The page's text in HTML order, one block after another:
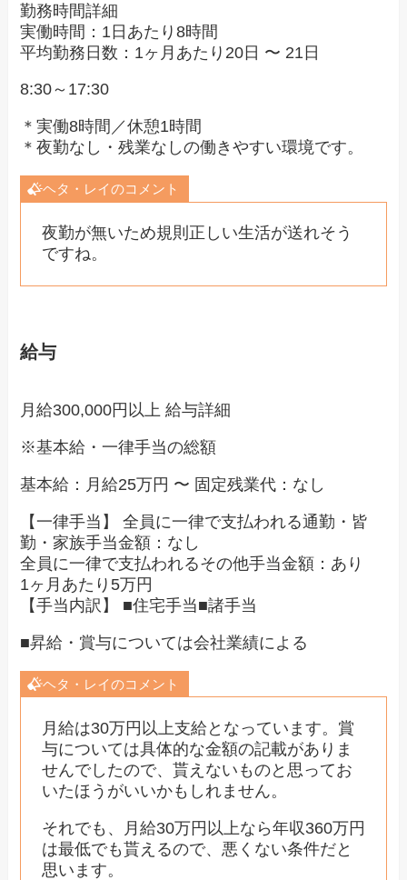
勤務時間詳細
実働時間：1日あたり8時間
平均勤務日数：1ヶ月あたり20日 〜 21日
8:30～17:30
＊実働8時間／休憩1時間
＊夜勤なし・残業なしの働きやすい環境です。
ヘタ・レイのコメント
夜勤が無いため規則正しい生活が送れそう
ですね。
給与
月給300,000円以上 給与詳細
※基本給・一律手当の総額
基本給：月給25万円 〜 固定残業代：なし
【一律手当】 全員に一律で支払われる通勤・皆
勤・家族手当金額：なし
全員に一律で支払われるその他手当金額：あり
1ヶ月あたり5万円
【手当内訳】 ■住宅手当■諸手当
■昇給・賞与については会社業績による
ヘタ・レイのコメント
月給は30万円以上支給となっています。賞
与については具体的な金額の記載がありま
せんでしたので、貰えないものと思ってお
いたほうがいいかもしれません。
それでも、月給30万円以上なら年収360万円
は最低でも貰えるので、悪くない条件だと
思います。